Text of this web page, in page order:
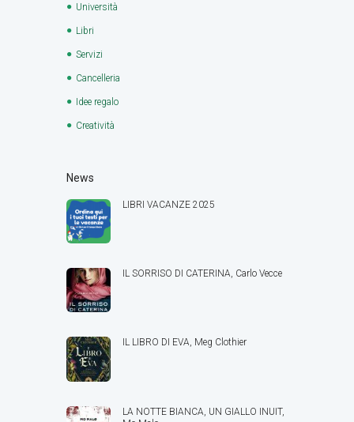
Università
Libri
Servizi
Cancelleria
Idee regalo
Creatività
News
LIBRI VACANZE 2025
IL SORRISO DI CATERINA, Carlo Vecce
IL LIBRO DI EVA, Meg Clothier
LA NOTTE BIANCA, UN GIALLO INUIT,